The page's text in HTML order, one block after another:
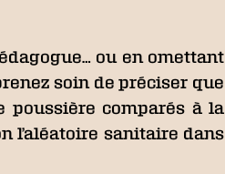
ou en omettant
soin de préciser que
poussière comparés à la
l’aléatoire sanitaire dans